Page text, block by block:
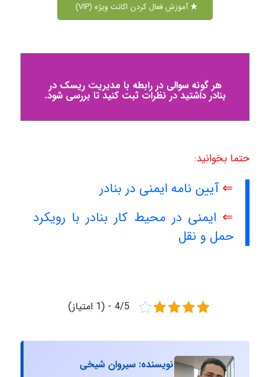
آموزش فعال کردن اکانت ویژه (VIP)
هر گونه سوالی در رابطه با مدیریت ریسک در
بنادر داشتید در نظرات ثبت کنید تا بررسی شود.
حتما بخوانید:
⇐ آیین نامه ایمنی در بنادر
⇐ ایمنی در محیط کار بنادر با رویکرد
حمل و نقل
4/5 - (1 امتیاز)
نویسنده: سیروان شیخی